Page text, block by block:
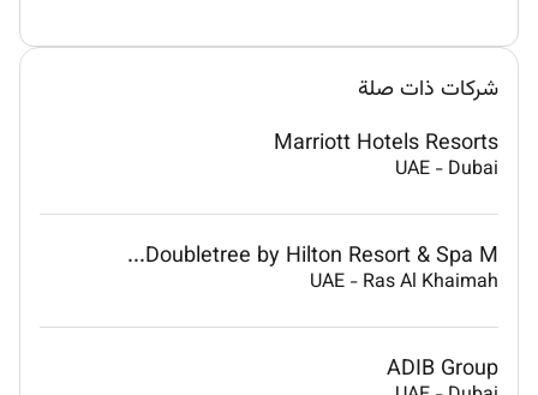
شركات ذات صلة
Marriott Hotels Resorts
UAE - Dubai
Doubletree by Hilton Resort & Spa M...
UAE - Ras Al Khaimah
ADIB Group